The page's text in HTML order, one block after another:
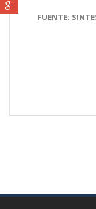
FUENTE: